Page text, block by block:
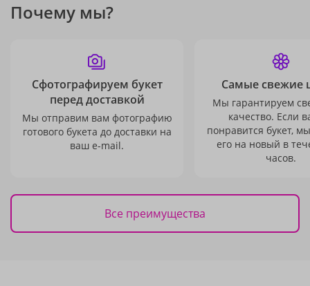
Почему мы?
Сфотографируем букет
перед доставкой
Мы отправим вам фотографию
готового букета до доставки на
ваш e-mail.
Самые свежие
Мы гарантируем
качество. Если
понравится букет,
его на новый в
часов.
Все преимущества